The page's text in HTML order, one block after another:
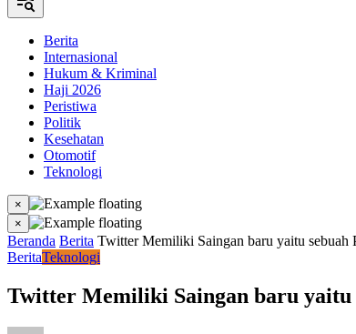
Berita
Internasional
Hukum & Kriminal
Haji 2026
Peristiwa
Politik
Kesehatan
Otomotif
Teknologi
×
×
Beranda Berita Twitter Memiliki Saingan baru yaitu sebuah
BeritaTeknologi
Twitter Memiliki Saingan baru yaitu